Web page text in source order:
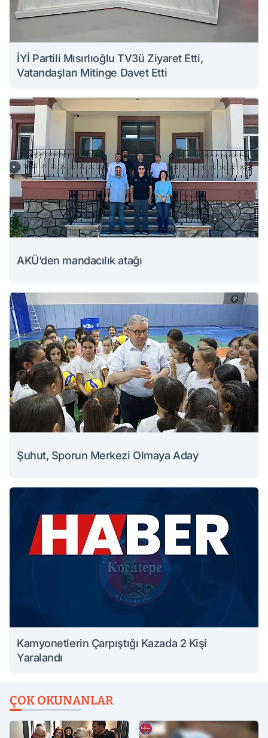
İYİ Partili Mısırlıoğlu TV3ü Ziyaret Etti,
Vatandaşları Mitinge Davet Etti
AKÜ’den mandacılık atağı
Şuhut, Sporun Merkezi Olmaya Aday
Kamyonetlerin Çarpıştığı Kazada 2 Kişi
Yaralandı
ÇOK OKUNANLAR